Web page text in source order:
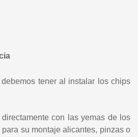
tener al instalar los chips
directamente con las yemas de los
su montaje alicantes, pinzas o